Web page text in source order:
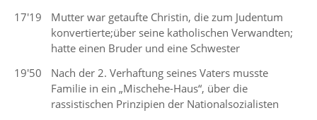
17'19
Mutter war getaufte Christin, die zum Judentum
konvertierte;über seine katholischen Verwandten;
hatte einen Bruder und eine Schwester
19'50
Nach der 2. Verhaftung seines Vaters musste
Familie in ein „Mischehe-Haus“, über die
rassistischen Prinzipien der Nationalsozialisten